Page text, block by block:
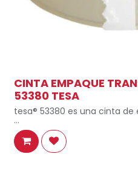
CINTA EMPAQUE
53380 TESA
tesa® 53380 es una cinta
Es una cinta con adhesivo
Espesor total 43 µm